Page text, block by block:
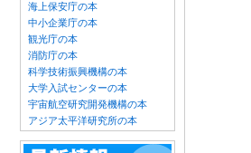
海上保安庁の本
中小企業庁の本
観光庁の本
消防庁の本
科学技術振興機構の本
大学入試センターの本
宇宙航空研究開発機構の本
アジア太平洋研究所の本